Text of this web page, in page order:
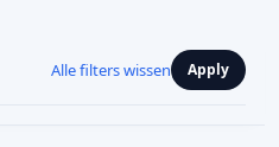
Alle filters wissen Apply